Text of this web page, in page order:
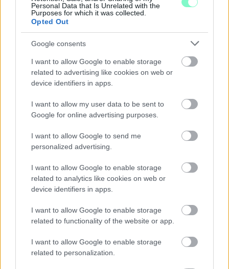
Personal Data that Is Unrelated with the
Purposes for which it was collected.
Opted Out
Google consents
I want to allow Google to enable storage
related to advertising like cookies on web or
device identifiers in apps.
I want to allow my user data to be sent to
Google for online advertising purposes.
I want to allow Google to send me
personalized advertising.
I want to allow Google to enable storage
related to analytics like cookies on web or
device identifiers in apps.
I want to allow Google to enable storage
related to functionality of the website or app.
I want to allow Google to enable storage
related to personalization.
A BAROKK ÖSSZES ÁRNYALATA ÉS MÉG EGY SOR
KIVÁLÓ PROGRAM VÁR MINDENKIT EZEN A HÉTVÉGÉN
GYŐRBEN
Középpontban a hagyományőrzés, de lesz Pogány Induló és
Majka koncert, jóga szeánsz, “borhajózás” és egy csomó minden
Szólj hozzá!